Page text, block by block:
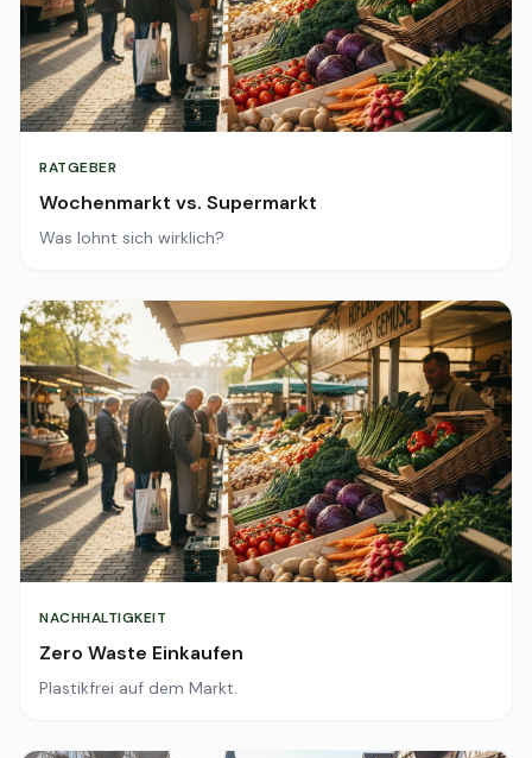
RATGEBER
Wochenmarkt vs. Supermarkt
Was lohnt sich wirklich?
NACHHALTIGKEIT
Zero Waste Einkaufen
Plastikfrei auf dem Markt.